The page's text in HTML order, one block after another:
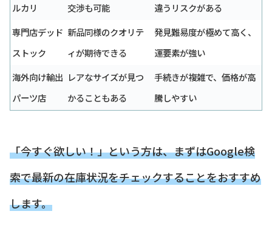
ルカリ
交渉も可能
違うリスクがある
専門店デッド
ストック
新品同様のクオリテ
ィが期待できる
発見難易度が極めて高く、
運要素が強い
海外向け輸出
パーツ店
レアなサイズが見つ
かることもある
手続きが複雑で、価格が高
騰しやすい
「今すぐ欲しい！」という方は、まずはGoogle検
索で最新の在庫状況をチェックすることをおすすめ
します。